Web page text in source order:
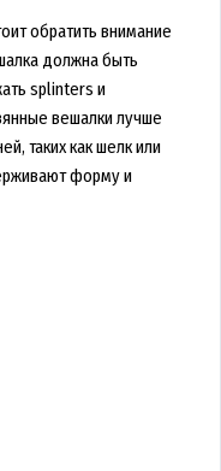
обратить внимание
должна быть
splinters и
вешалки лучше
таких как шелк или
форму и